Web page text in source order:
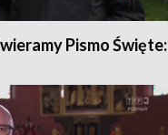
Pismo Święte: